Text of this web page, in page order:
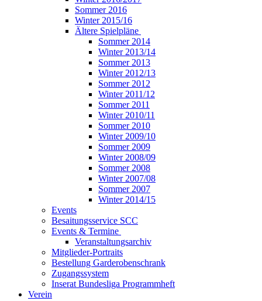
Sommer 2016
Winter 2015/16
Ältere Spielpläne
Sommer 2014
Winter 2013/14
Sommer 2013
Winter 2012/13
Sommer 2012
Winter 2011/12
Sommer 2011
Winter 2010/11
Sommer 2010
Winter 2009/10
Sommer 2009
Winter 2008/09
Sommer 2008
Winter 2007/08
Sommer 2007
Winter 2014/15
Events
Besaitungsservice SCC
Events & Termine
Veranstaltungsarchiv
Mitglieder-Portraits
Bestellung Garderobenschrank
Zugangssystem
Inserat Bundesliga Programmheft
Verein